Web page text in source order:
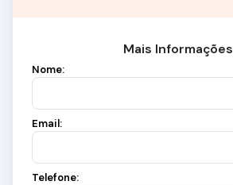
Mais Informações
Nome:
Email:
Telefone: